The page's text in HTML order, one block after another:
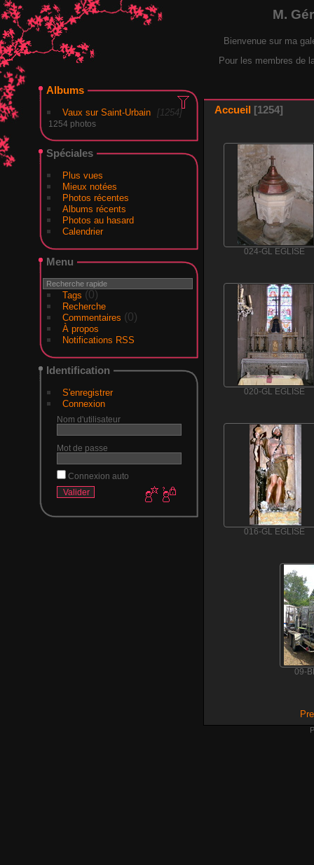
M.
Bienvenue sur ma
Pour les membres de
Albums
Vaux sur Saint-Urbain 1254
1254 photos
Spéciales
Plus vues
Mieux notées
Photos récentes
Albums récents
Photos au hasard
Calendrier
Menu
Tags (0)
Recherche
Commentaires (0)
À propos
Notifications RSS
Identification
S'enregistrer
Connexion
Nom d'utilisateur
Mot de passe
Connexion auto
Accueil 1254
024-GL EGLISE
020-GL EGLISE
016-GL EGLISE
09-